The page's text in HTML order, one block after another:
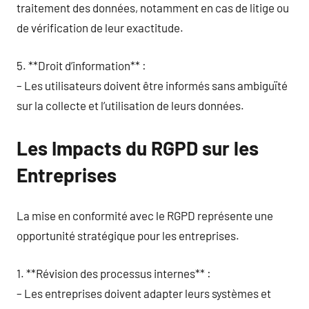
traitement des données, notamment en cas de litige ou
de vérification de leur exactitude.
5. **Droit d’information** :
– Les utilisateurs doivent être informés sans ambiguïté
sur la collecte et l’utilisation de leurs données.
Les Impacts du RGPD sur les
Entreprises
La mise en conformité avec le RGPD représente une
opportunité stratégique pour les entreprises.
1. **Révision des processus internes** :
– Les entreprises doivent adapter leurs systèmes et